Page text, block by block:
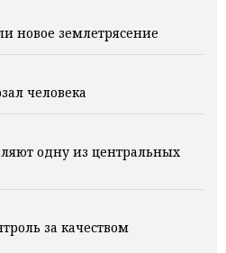
новое землетрясение
человека
одну из центральных
за качеством